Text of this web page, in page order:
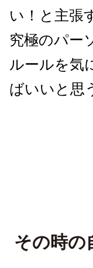
い！と主張
究極のパー
ルールを気
ばいいと思
その時の